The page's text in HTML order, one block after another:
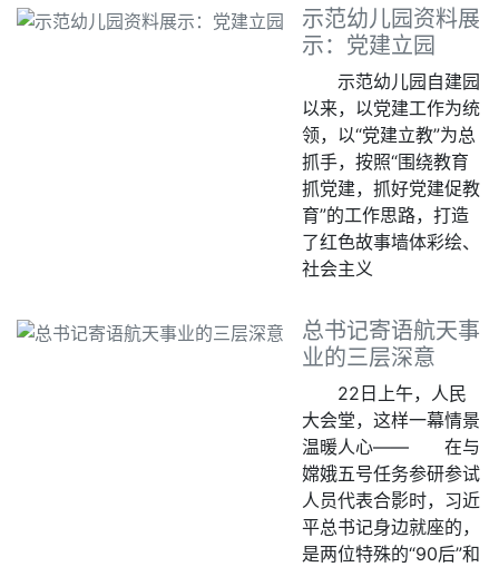
示范幼儿园资料展
示：党建立园
示范幼儿园自建园
以来，以党建工作为统
领，以“党建立教”为总
抓手，按照“围绕教育
抓党建，抓好党建促教
育”的工作思路，打造
了红色故事墙体彩绘、
社会主义
总书记寄语航天事
业的三层深意
22日上午，人民
大会堂，这样一幕情景
温暖人心—— 在与
嫦娥五号任务参研参试
人员代表合影时，习近
平总书记身边就座的，
是两位特殊的“90后”和